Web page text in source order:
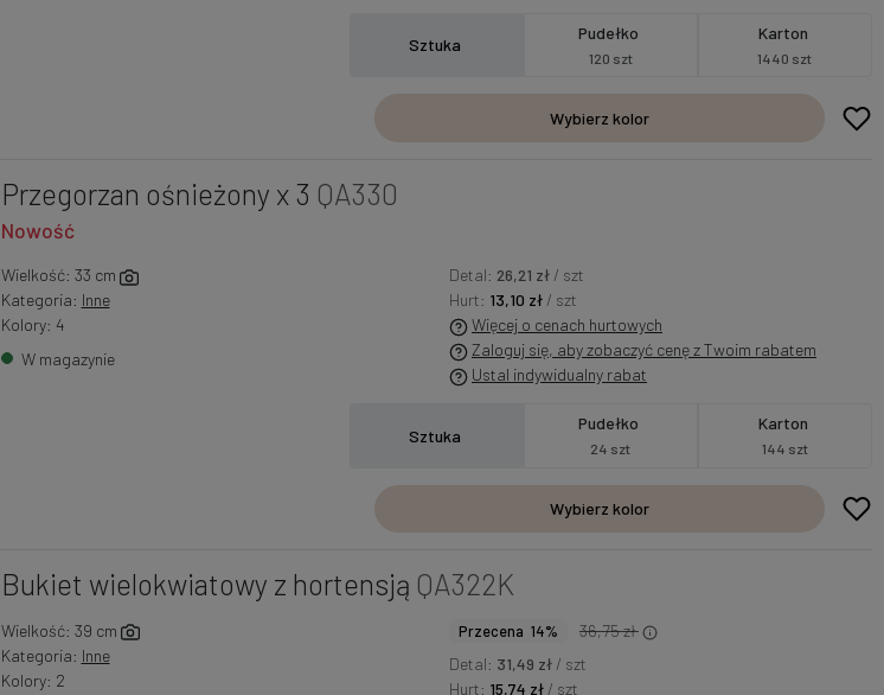
Sztuka
Pudełko
120 szt
Karton
1440 szt
Wybierz kolor
Przegorzan ośnieżony x 3 QA330
Nowość
Wielkość: 33 cm
Kategoria: Inne
Kolory: 4
W magazynie
Detal: 26,21 zł / szt
Hurt: 13,10 zł / szt
Więcej o cenach hurtowych
Zaloguj się, aby zobaczyć cenę z Twoim rabatem
Ustal indywidualny rabat
Sztuka
Pudełko
24 szt
Karton
144 szt
Wybierz kolor
Bukiet wielokwiatowy z hortensją QA322K
Wielkość: 39 cm
Kategoria: Inne
Kolory: 2
Przecena 14%
36,75 zł
Detal: 31,49 zł / szt
Hurt: 15,74 zł / szt